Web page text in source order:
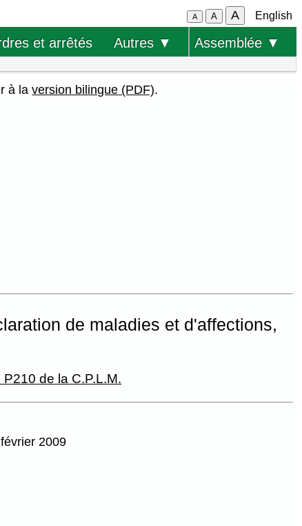
A A A English
et arrêtés Autres ▼ Assemblée ▼
à laversion bilingue (PDF).
de maladies et d'affections,
P210 de la C.P.L.M.
2009